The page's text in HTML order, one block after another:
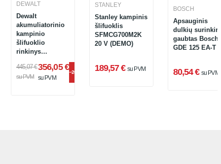
DEWALT
Dewalt
akumuliatorinio
kampinio
šlifuoklio
rinkinys
mm, 18 V, 3 x 5
Ah, įkroviklis +
445,07 €
su PVM
356,05 €
su PVM
−20%
STANLEY
Stanley kampinis
šlifuoklis
SFMCG700M2K
20 V (DEMO)
189,57 € su PVM
BOSCH
Apsauginis
dulkių
gaubtas Bosch
GDE 125 EA-T
80,54 € su PVM